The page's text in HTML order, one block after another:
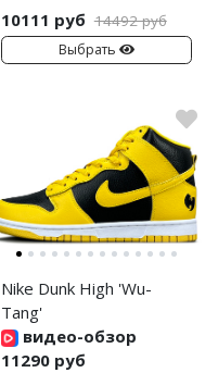
10111 руб 14492 руб
Выбрать
Nike Dunk High 'Wu-
Tang'
видео-обзор
11290 руб